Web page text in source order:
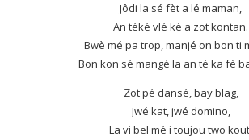
Jôdi la sé fèt a lé maman,
An téké vlé kè a zot kontan.
Bwè mé pa trop, manjé on bon ti
Bon kon sé mangé la an té ka fè
Zot pé dansé, bay blag,
Jwé kat, jwé domino,
La vi bel mé i toujou two